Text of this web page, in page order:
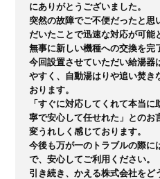
にありがとうございました。
突然の故障でご不便だったと思
だいたことで迅速な対応が可能
無事に新しい機種への交換を完
今回設置させていただい給湯器
やすく、自動湯はりや追い焚き
おります。
「すぐに対応してくれて本当
寧で安心して任せれた」とのお
変うれしく感じております。
今後も万が一のトラブルの際に
で、安心してご利用ください。
引き続き、かえる株式会社をど